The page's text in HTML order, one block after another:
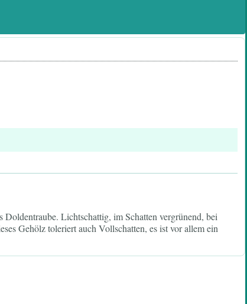
Lichtschattig, im Schatten vergrünend, bei
Gehölz toleriert auch Vollschatten, es ist vor allem ein